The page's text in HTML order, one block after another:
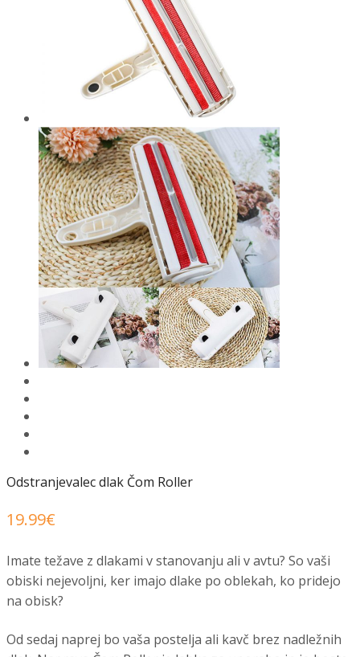
Odstranjevalec dlak Čom Roller
19.99€
Imate težave z dlakami v stanovanju ali v avtu? So vaši
obiski nejevoljni, ker imajo dlake po oblekah, ko pridejo
na obisk?
Od sedaj naprej bo vaša postelja ali kavč brez nadležnih